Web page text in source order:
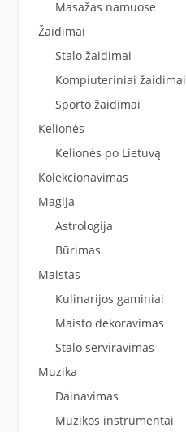
Masažas namuose
Žaidimai
Stalo žaidimai
Kompiuteriniai žaidimai
Sporto žaidimai
Kelionės
Kelionės po Lietuvą
Kolekcionavimas
Magija
Astrologija
Būrimas
Maistas
Kulinarijos gaminiai
Maisto dekoravimas
Stalo serviravimas
Muzika
Dainavimas
Muzikos instrumentai